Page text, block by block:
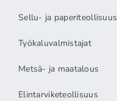
Sellu- ja paperiteollisuus
Työkaluvalmistajat
Metsä- ja maatalous
Elintarviketeollisuus